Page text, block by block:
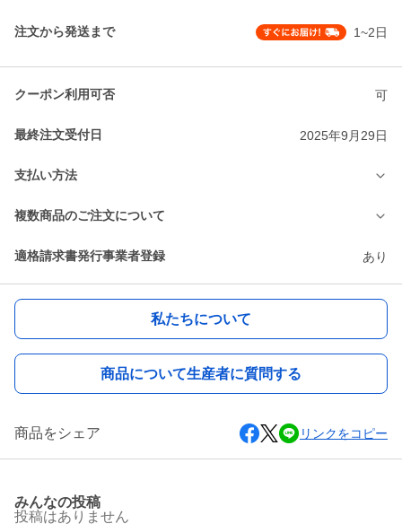
注文から発送まで 1~2日
クーポン利用可否 可
最終注文受付日 2025年9月29日
支払い方法
複数商品のご注文について
適格請求書発行事業者登録 あり
私たちについて
商品について生産者に質問する
商品をシェア リンクをコピー
みんなの投稿
投稿はありません